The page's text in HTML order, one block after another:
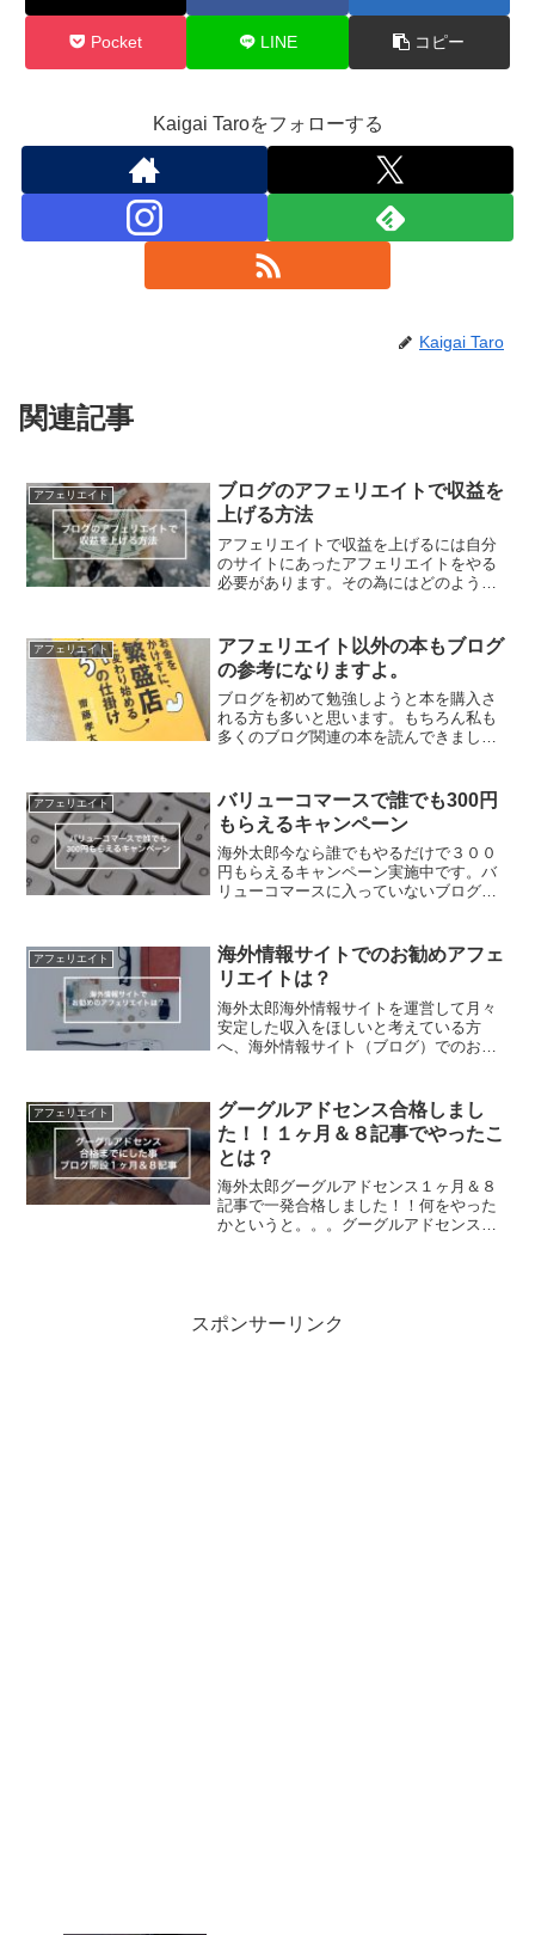
Pocket LINE コピー
Kaigai Taroをフォローする
Kaigai Taro
関連記事
アフェリエイト
ブログのアフェリエイトで収益を
上げる方法
アフェリエイトで収益を上げるには自分
のサイトにあったアフェリエイトをやる
必要があります。その為にはどのような
ているアフェリエイトのご紹介です。1.
グーグルアドセンス ブ...
アフェリエイト
アフェリエイト以外の本もブログ
の参考になりますよ。
ブログを初めて勉強しようと本を購入さ
れる方も多いと思います。もちろん私も
多くのブログ関連の本を読んできまし
す。でも皆も同じ本を読んでいるので、
人と差別化、人と違ったアイ...
アフェリエイト
バリューコマースで誰でも300円
もらえるキャンペーン
海外太郎今なら誰でもやるだけで３００
円もらえるキャンペーン実施中です。バ
リューコマースに入っていないブログ初
ーン実施中です。11月30日（土）までな
のでこの機会に是...
アフェリエイト
海外情報サイトでのお勧めアフェ
リエイトは？
海外太郎海外情報サイトを運営して月々
安定した収入をほしいと考えている方
へ、海外情報サイト（ブログ）でのお勧
こ数年は月々に安定した収益を得られる
よになりました。グーグ...
アフェリエイト
グーグルアドセンス合格しまし
た！！１ヶ月＆８記事でやったこ
とは？
海外太郎グーグルアドセンス１ヶ月＆８
記事で一発合格しました！！何をやった
かというと。。。グーグルアドセンスに
スポンサーリンク